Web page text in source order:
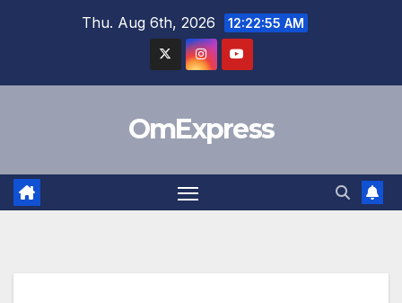
Thu. Aug 6th, 2026 12:22:55 AM
OmExpress